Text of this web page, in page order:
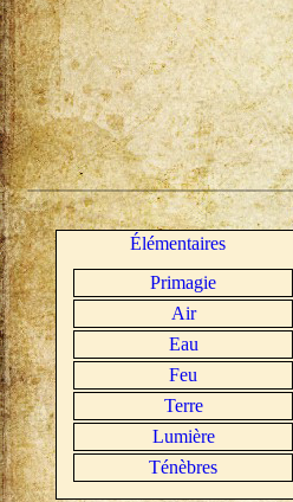
Élémentaires
Primagie
Air
Eau
Feu
Terre
Lumière
Ténèbres